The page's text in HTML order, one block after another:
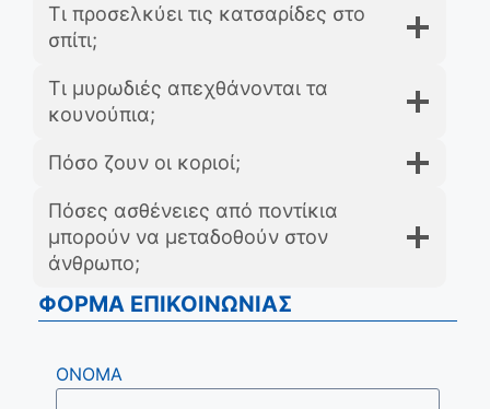
Τι προσελκύει τις κατσαρίδες στο
σπίτι;
Τι μυρωδιές απεχθάνονται τα
κουνούπια;
Πόσο ζουν οι κοριοί;
Πόσες ασθένειες από ποντίκια
μπορούν να μεταδοθούν στον
άνθρωπο;
ΦΟΡΜΑ ΕΠΙΚΟΙΝΩΝΙΑΣ
ΟΝΟΜΑ